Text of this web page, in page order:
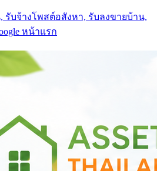
รับจ้างโพสต์อสังหา, รับลงขายบ้าน,
หน้าแรก